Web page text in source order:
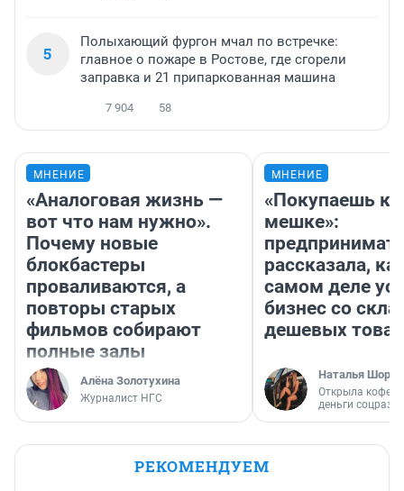
5
Полыхающий фургон мчал по встречке:
главное о пожаре в Ростове, где сгорели
заправка и 21 припаркованная машина
7 904 58
МНЕНИЕ
«Аналоговая жизнь —
вот что нам нужно».
Почему новые
блокбастеры
проваливаются, а
повторы старых
фильмов собирают
полные залы
Алёна Золотухина
Журналист НГС
МНЕНИЕ
«Покупаешь
мешке»:
рассказала,
самом деле
бизнес со
дешевых
Наталья
Открыла
деньги
РЕКОМЕНДУЕМ